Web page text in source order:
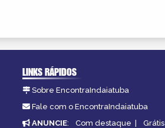
LINKS RÁPIDOS
Sobre EncontraIndaiatuba
Fale com o EncontraIndaiatuba
ANUNCIE: Com destaque | Grátis